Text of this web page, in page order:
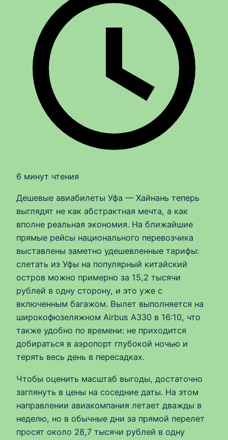
6 минут чтения
Дешевые авиабилеты Уфа — Хайнань теперь
выглядят не как абстрактная мечта, а как
вполне реальная экономия. На ближайшие
прямые рейсы национального перевозчика
выставлены заметно удешевленные тарифы:
слетать из Уфы на популярный китайский
остров можно примерно за 15,2 тысячи
рублей в одну сторону, и это уже с
включенным багажом. Вылет выполняется на
широкофюзеляжном Airbus A330 в 16:10, что
также удобно по времени: не приходится
добираться в аэропорт глубокой ночью и
терять весь день в пересадках.
Чтобы оценить масштаб выгоды, достаточно
заглянуть в цены на соседние даты. На этом
направлении авиакомпания летает дважды в
неделю, но в обычные дни за прямой перелет
просят около 28,7 тысячи рублей в одну